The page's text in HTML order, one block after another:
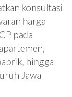
konsultasi
harga
pada
hingga
Jawa